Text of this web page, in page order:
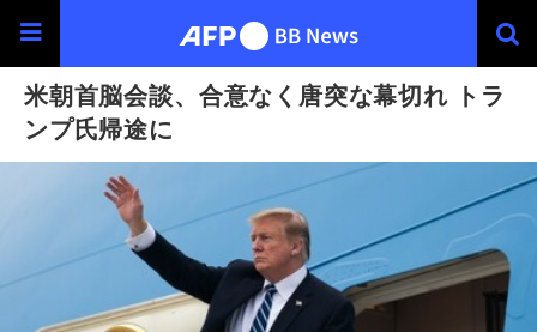
米朝首脳会談、合意なく唐突な幕切れ トラ
ンプ氏帰途に